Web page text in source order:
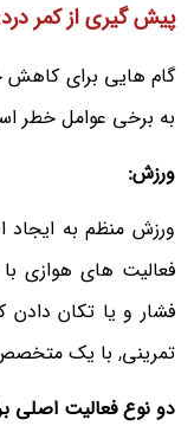
پیش گیری از کمر
گام هایی برای کاهش
به برخی عوامل خطر
ورزش:
ورزش منظم به
فعالیت های هوازی
فشار و یا تکان دادن
تمرینی, با یک
دو نوع فعالیت اصلی